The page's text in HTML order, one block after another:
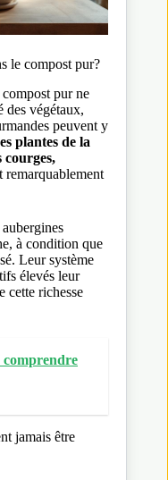
le compost pur?
pur ne
des végétaux,
peuvent y
plantes de la
courges,
remarquablement
à condition que
Leur système
élevés leur
cette richesse
comprendre
jamais être